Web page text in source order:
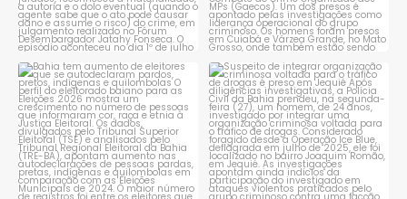
Bahia tem aumento de eleitores
que se autodeclaram...
1 0
Suspeito de integrar
organização criminosa
voltada...
1 0